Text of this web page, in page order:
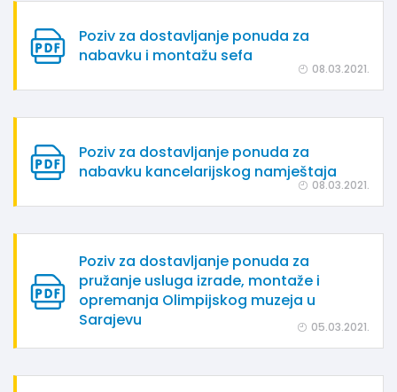
Poziv za dostavljanje ponuda za
nabavku i montažu sefa
08.03.2021.
Poziv za dostavljanje ponuda za
nabavku kancelarijskog namještaja
08.03.2021.
Poziv za dostavljanje ponuda za
pružanje usluga izrade, montaže i
opremanja Olimpijskog muzeja u
Sarajevu
05.03.2021.